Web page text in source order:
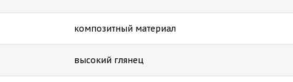
композитный материал
высокий глянец